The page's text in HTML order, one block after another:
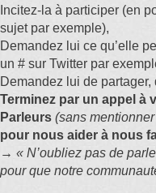
Incitez-la à participer (en
sujet par exemple),
Demandez lui ce qu’elle
un # sur Twitter par
Demandez lui de partager,
Terminez par un appel à
Parleurs (sans
pour nous aider à nous
→ « N’oubliez pas de
pour que notre